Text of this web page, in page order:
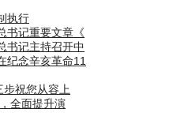
执行
书记重要文章《
书记主持召开中
纪念辛亥革命11
步祝您从容上
全面提升演